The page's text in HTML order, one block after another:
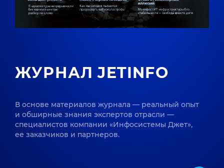
ЖУРНАЛ JETINFO
В основе материалов журнала — реальный опыт
и обширные знания экспертов отрасли —
специалистов компании «Инфосистемы Джет»,
ее заказчиков и партнеров.